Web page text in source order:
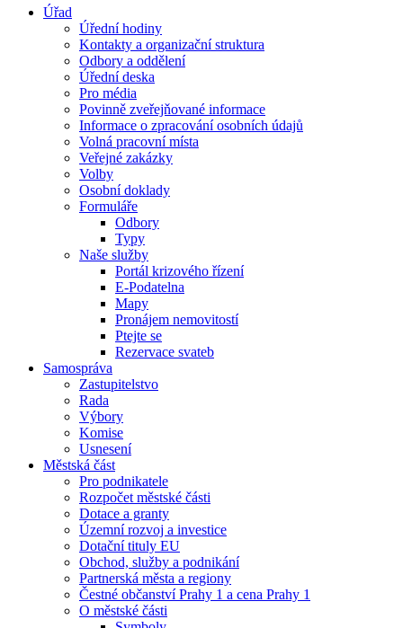
Úřad
Úřední hodiny
Kontakty a organizační struktura
Odbory a oddělení
Úřední deska
Pro média
Povinně zveřejňované informace
Informace o zpracování osobních údajů
Volná pracovní místa
Veřejné zakázky
Volby
Osobní doklady
Formuláře
Odbory
Typy
Naše služby
Portál krizového řízení
E-Podatelna
Mapy
Pronájem nemovitostí
Ptejte se
Rezervace svateb
Samospráva
Zastupitelstvo
Rada
Výbory
Komise
Usnesení
Městská část
Pro podnikatele
Rozpočet městské části
Dotace a granty
Územní rozvoj a investice
Dotační tituly EU
Obchod, služby a podnikání
Partnerská města a regiony
Čestné občanství Prahy 1 a cena Prahy 1
O městské části